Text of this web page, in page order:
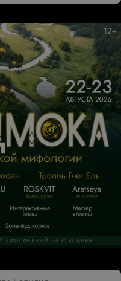
понравился ,
отрицательный. Ну
оценила работу.
как
мизинце не
края были
переделать .
. Но я не просила
оставляли желать
тон, что она сделала
также не видела